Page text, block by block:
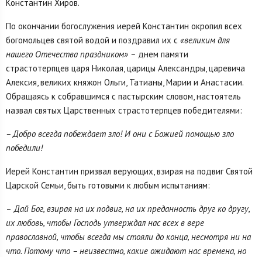
Константин Хиров.
По окончании богослужения иерей Константин окропил всех
богомольцев святой водой и поздравил их с «великим для
нашего Отечества праздником» – днем памяти
страстотерпцев царя Николая, царицы Александры, царевича
Алексия, великих княжон Ольги, Татианы, Марии и Анастасии.
Обращаясь к собравшимся с пастырским словом, настоятель
назвал святых Царственных страстотерпцев победителями:
– Добро всегда побеждает зло! И они с Божией помощью зло
победили!
Иерей Константин призвал верующих, взирая на подвиг Святой
Царской Семьи, быть готовыми к любым испытаниям:
– Дай Бог, взирая на их подвиг, на их преданность друг ко другу,
их любовь, чтобы Господь утверждал нас всех в вере
православной, чтобы всегда мы стояли до конца, несмотря ни на
что. Потому что – неизвестно, какие ожидают нас времена, но